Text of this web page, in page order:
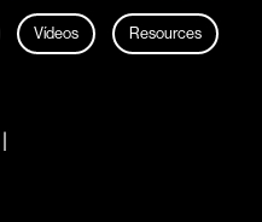
Vídeos Resources